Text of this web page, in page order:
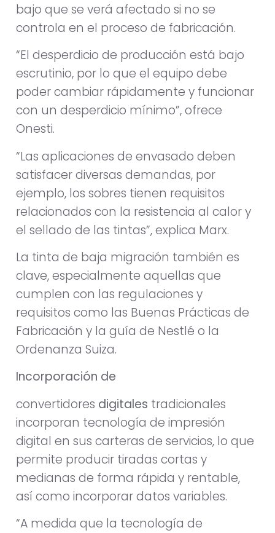
bajo que se verá afectado si no se
controla en el proceso de fabricación.
“El desperdicio de producción está bajo
escrutinio, por lo que el equipo debe
poder cambiar rápidamente y funcionar
con un desperdicio mínimo”, ofrece
Onesti.
“Las aplicaciones de envasado deben
satisfacer diversas demandas, por
ejemplo, los sobres tienen requisitos
relacionados con la resistencia al calor y
el sellado de las tintas”, explica Marx.
La tinta de baja migración también es
clave, especialmente aquellas que
cumplen con las regulaciones y
requisitos como las Buenas Prácticas de
Fabricación y la guía de Nestlé o la
Ordenanza Suiza.
Incorporación de
convertidores digitales tradicionales
incorporan tecnología de impresión
digital en sus carteras de servicios, lo que
permite producir tiradas cortas y
medianas de forma rápida y rentable,
así como incorporar datos variables.
“A medida que la tecnología de